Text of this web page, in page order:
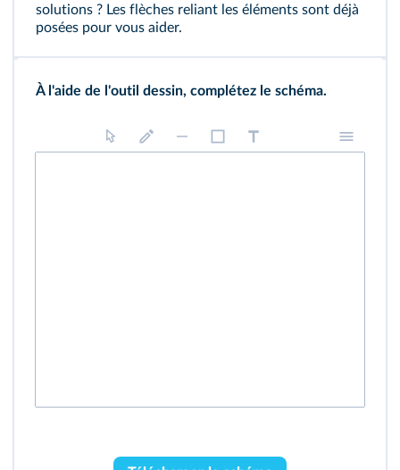
solutions ? Les flèches reliant les éléments sont déjà
posées pour vous aider.
À l'aide de l'outil dessin, complétez le schéma.